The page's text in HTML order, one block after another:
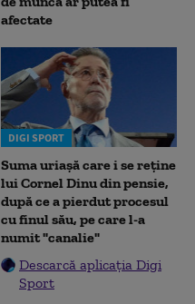
afectate
DIGI SPORT
Suma uriașă care i se reține
lui Cornel Dinu din pensie,
după ce a pierdut procesul
cu finul său, pe care l-a
numit "canalie"
Descarcă aplicația Digi
Sport